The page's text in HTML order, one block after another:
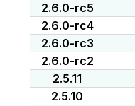
2.6.0-rc5
2.6.0-rc4
2.6.0-rc3
2.6.0-rc2
2.5.11
2.5.10